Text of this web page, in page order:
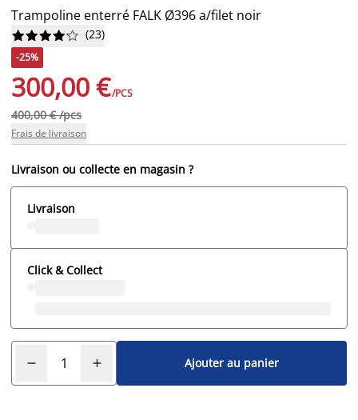
Trampoline enterré FALK Ø396 a/filet noir





 (23)
-25%
300,00 €/PCS
400,00 € /pcs
Frais de livraison
Livraison ou collecte en magasin ?
Livraison
Click & Collect
Ajouter au panier